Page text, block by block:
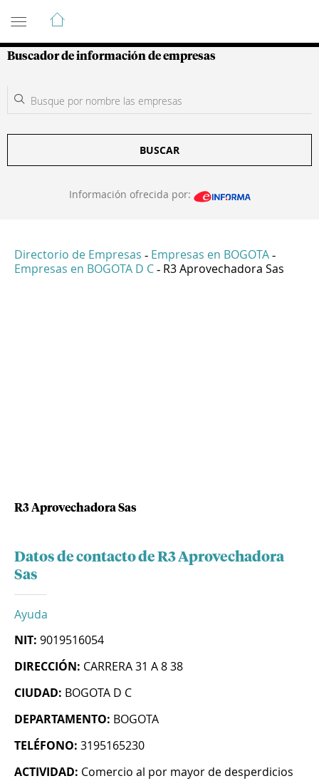
Guía de Empresas Colombianas
Buscador de información de empresas
BUSCAR
Información ofrecida por:
Directorio de Empresas - Empresas en BOGOTA -
Empresas en BOGOTA D C - R3 Aprovechadora Sas
R3 Aprovechadora Sas
Datos de contacto de R3 Aprovechadora
Sas
Ayuda
NIT: 9019516054
DIRECCIÓN: CARRERA 31 A 8 38
CIUDAD: BOGOTA D C
DEPARTAMENTO: BOGOTA
TELÉFONO: 3195165230
ACTIVIDAD: Comercio al por mayor de desperdicios